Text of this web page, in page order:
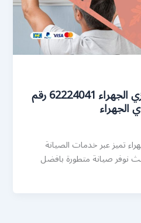
فني صيانة تكييف مركزي الجهراء 62224041 رقم
تميز عبر خدمات الصيانة
نوفر صيانة متطورة بافضل